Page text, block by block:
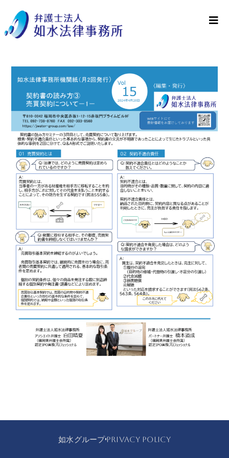
如水グループPRIVACY POLICY